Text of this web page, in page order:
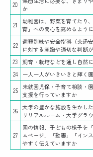
20
か
21
幼稚園は、野菜を育てたり
育」への関心を高めるよう
22 避難訓練や安全指導（交通
に対する意識や適切な判断
23 飼育・栽培などを通し自然
24
一人一人がいきいきと輝く
25
未就園児保・子育て相談・
支援を行っていますか
26 大学の豊かな施設を生かし
リリアルルーム・大学グラウ
27
園の情報、子どもの様子を
ムページ」「動画」「イン
やすく伝えていますか